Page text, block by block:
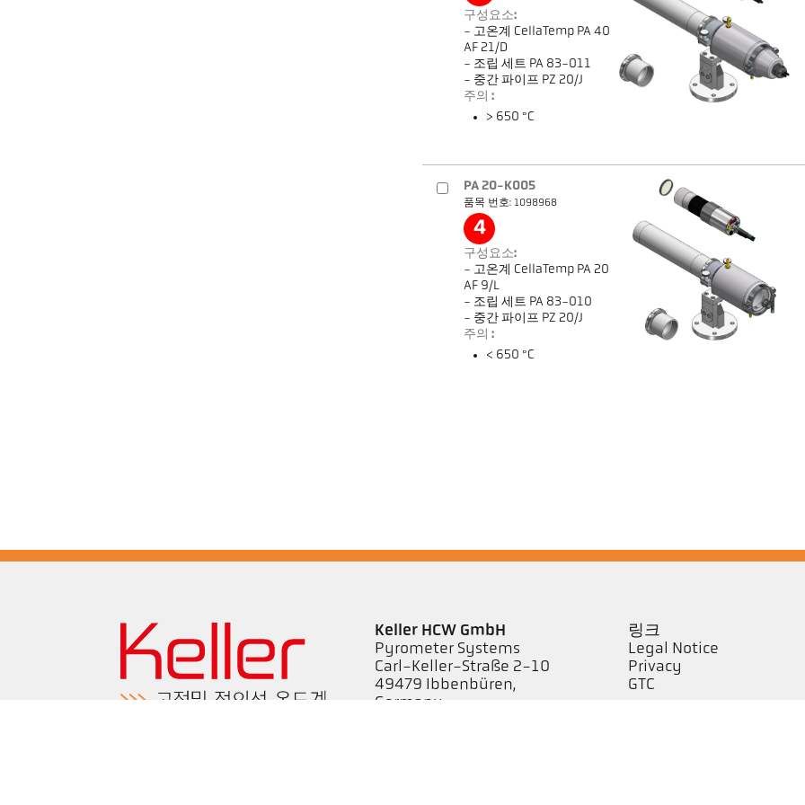
구성요소:
- 고온계 CellaTemp PA 40
AF 21/D
- 조립 세트 PA 83-011
- 중간 파이프 PZ 20/J
주의 :
> 650 °C
PA 20-K005
품목 번호: 1098968
4
구성요소:
- 고온계 CellaTemp PA 20
AF 9/L
- 조립 세트 PA 83-010
- 중간 파이프 PZ 20/J
주의 :
< 650 °C
Keller HCW GmbH
Pyrometer Systems
Carl-Keller-Straße 2-10
49479 Ibbenbüren,
Germany
링크
Legal Notice
Privacy
GTC